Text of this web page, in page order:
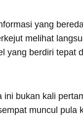
yang
melihat
yang berdiri tepat
ini bukan kali
muncul pula